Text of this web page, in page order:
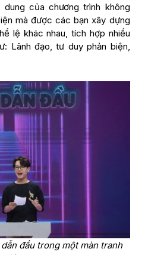
dung của chương trình không
mà được các bạn xây dựng
lệ khác nhau, tích hợp nhiều
Lãnh đạo, tư duy phản biện,
đầu trong một màn tranh